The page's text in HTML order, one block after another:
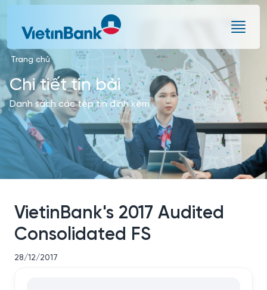
Trang chủ
Chi tiết tin bài
Danh sách các tệp tin đính kèm
VietinBank's 2017 Audited
Consolidated FS
28/12/2017